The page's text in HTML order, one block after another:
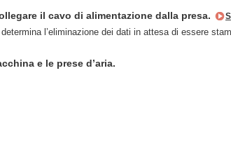
il cavo di alimentazione dalla presa.
l’eliminazione dei dati in attesa di essere
e le prese d’aria.